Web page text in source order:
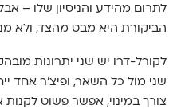
לתרום מהידע והניסיון שלו –
הביקורת היא מבט מהצד, ולא
לקורל-דרו יש שני יתרונות
שני מול כל השאר, ופיצ׳ר אחד
צורך במינוי, אפשר פשוט